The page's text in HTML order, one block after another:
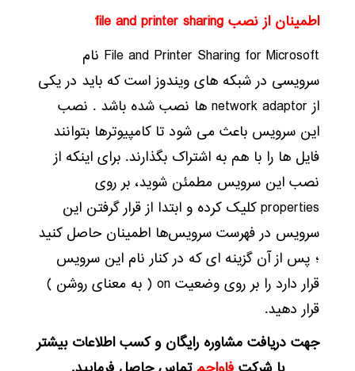
اطمینان از نصب file and printer sharing
File and Printer Sharing for Microsoft نام
سرویسی در شبکه های ویندوز است که باید در یکی
از network adaptor ها نصب شده باشد . نصب
این سرویس باعث می شود تا کامپیوترها بتوانند
فایل ها را با هم به اشتراک بگذارند. برای اینکه از
نصب این سرویس مطمئن شوید، بر روی
properties کلیک کرده و ابتدا از قرار گرفتن این
سرویس در فهرست سرویس‌ها اطمینان حاصل کنید
؛ پس از آن گزینه‌ ای که در کنار نام این سرویس
قرار دارد را بر روی وضعیت on ( به معنای روشن )
قرار دهید.
جهت دریافت مشاوره رایگان و کسب اطلاعات بیشتر